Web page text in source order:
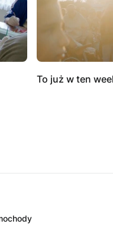
To już w ten